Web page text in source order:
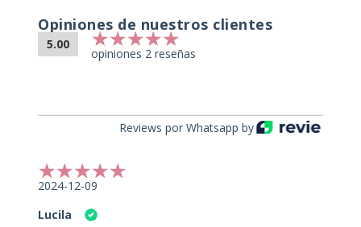
Opiniones de nuestros clientes
5.00
opiniones 2 reseñas
Reviews por Whatsapp by
2024-12-09
Lucila